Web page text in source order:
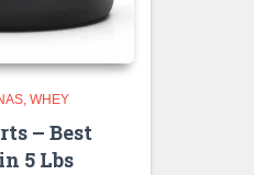
WHEY
– Best
5 Lbs